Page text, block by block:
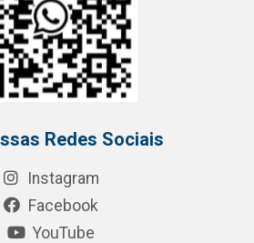
Redes Sociais
Instagram
Facebook
YouTube